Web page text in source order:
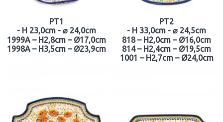
PT1
- H 23,0cm - ⌀ 24,0cm
1999A – H2,8cm – Ø17,0cm
1998A – H3,5cm – Ø23,9cm
PT2
- H 33,0cm - ⌀ 24,5cm
818 – H2,0cm – Ø16,0cm
814 – H2,4cm – Ø19,5cm
1001 – H2,7cm – Ø24,0cm